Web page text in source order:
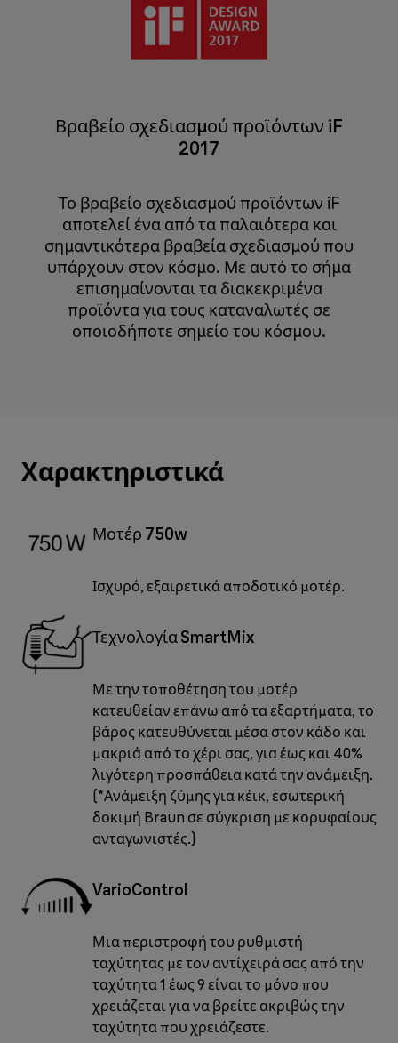
Βραβείο σχεδιασμού προϊόντων iF
2017
Το βραβείο σχεδιασμού προϊόντων iF
αποτελεί ένα από τα παλαιότερα και
σημαντικότερα βραβεία σχεδιασμού που
υπάρχουν στον κόσμο. Με αυτό το σήμα
επισημαίνονται τα διακεκριμένα
προϊόντα για τους καταναλωτές σε
οποιοδήποτε σημείο του κόσμου.
Χαρακτηριστικά
Μοτέρ 750w
Ισχυρό, εξαιρετικά αποδοτικό μοτέρ.
Τεχνολογία SmartMix
Με την τοποθέτηση του μοτέρ
κατευθείαν επάνω από τα εξαρτήματα, το
βάρος κατευθύνεται μέσα στον κάδο και
μακριά από το χέρι σας, για έως και 40%
λιγότερη προσπάθεια κατά την ανάμειξη.
(*Ανάμειξη ζύμης για κέικ, εσωτερική
δοκιμή Braun σε σύγκριση με κορυφαίους
ανταγωνιστές.)
VarioControl
Μια περιστροφή του ρυθμιστή
ταχύτητας με τον αντίχειρά σας από την
ταχύτητα 1 έως 9 είναι το μόνο που
χρειάζεται για να βρείτε ακριβώς την
ταχύτητα που χρειάζεστε.